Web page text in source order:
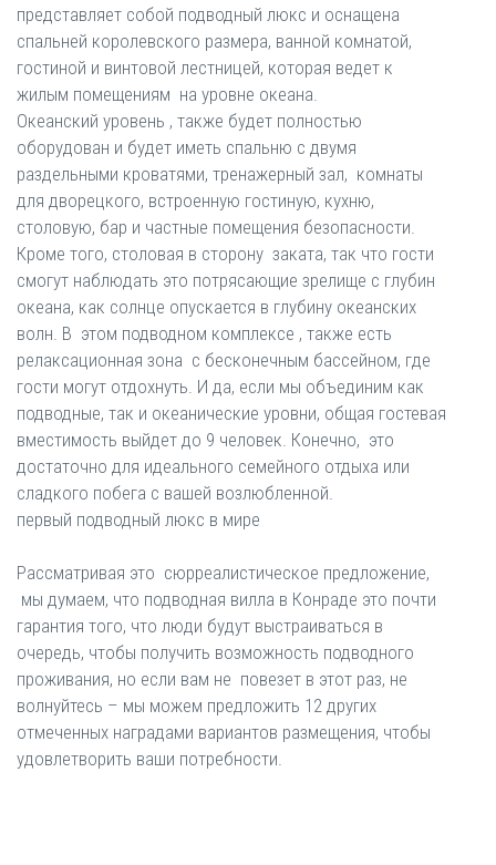
представляет собой подводный люкс и оснащена
спальней королевского размера, ванной комнатой,
гостиной и винтовой лестницей, которая ведет к
жилым помещениям на уровне океана.
Океанский уровень , также будет полностью
оборудован и будет иметь спальню с двумя
раздельными кроватями, тренажерный зал, комнаты
для дворецкого, встроенную гостиную, кухню,
столовую, бар и частные помещения безопасности.
Кроме того, столовая в сторону заката, так что гости
смогут наблюдать это потрясающие зрелище с глубин
океана, как солнце опускается в глубину океанских
волн. В этом подводном комплексе , также есть
релаксационная зона с бесконечным бассейном, где
гости могут отдохнуть. И да, если мы объединим как
подводные, так и океанические уровни, общая гостевая
вместимость выйдет до 9 человек. Конечно, это
достаточно для идеального семейного отдыха или
сладкого побега с вашей возлюбленной.
первый подводный люкс в мире
Рассматривая это сюрреалистическое предложение,
мы думаем, что подводная вилла в Конраде это почти
гарантия того, что люди будут выстраиваться в
очередь, чтобы получить возможность подводного
проживания, но если вам не повезет в этот раз, не
волнуйтесь – мы можем предложить 12 других
отмеченных наградами вариантов размещения, чтобы
удовлетворить ваши потребности.